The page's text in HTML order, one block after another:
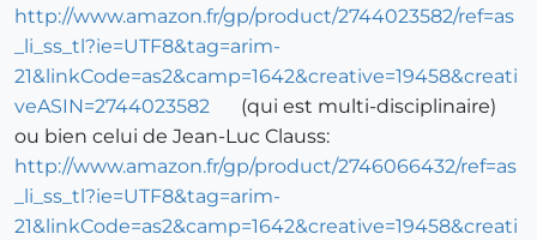
http://www.amazon.fr/gp/product/2744023582/ref=as
_li_ss_tl?ie=UTF8&tag=arim-
21&linkCode=as2&camp=1642&creative=19458&creati
veASIN=2744023582
(qui est multi-disciplinaire)
ou bien celui de Jean-Luc Clauss:
http://www.amazon.fr/gp/product/2746066432/ref=as
_li_ss_tl?ie=UTF8&tag=arim-
21&linkCode=as2&camp=1642&creative=19458&creati